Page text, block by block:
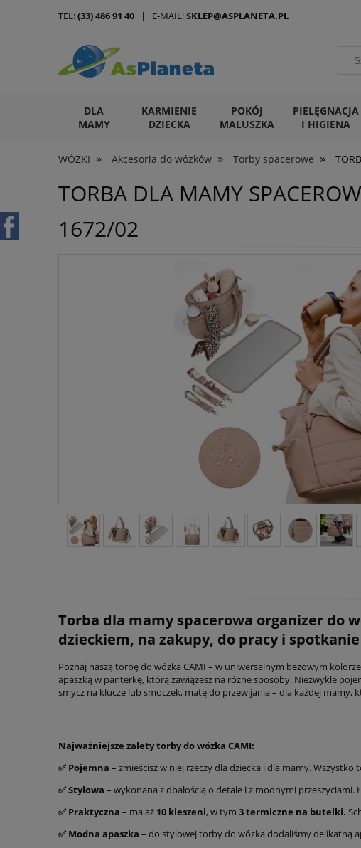
DLA
MAMY
KARMIENIE
DZIECKA
POKÓJ
MALUSZKA
PIELĘGNACJA
I HIGIENA
ARTYKUŁY DLA ZWIERZĄT
WÓZKI » Akcesoria do wózków » Torby spacerowe »
TEL:(33) 486 91 40 | E-MAIL:SKLEP@ASPLANETA.PL
TORBA DLA MAMY
1672/02
Torba dla mamy spacerowa organizer do
dzieckiem, na zakupy, do pracy i
Poznaj naszą torbę do wózka CAMI – w uniwersalnym beżowym
apaszką w panterkę, którą zawiążesz na różne sposoby. Niezwykle
smycz na klucze lub smoczek, matę do przewijania – dla każdej mamy,
Najważniejsze zalety torby do wózka CAMI:
✅️ Pojemna – zmieścisz w niej rzeczy dla dziecka i dla mamy.
✅️ Stylowa – wykonana z dbałością o detale i z modnymi
✅️ Praktyczna – ma aż 10 kieszeni, w tym 3 termiczne na butelki.
✅️ Modna apaszka – do stylowej torby do wózka dodaliśmy delikatną